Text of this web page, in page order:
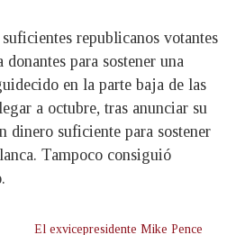
republicanos votantes
para sostener una
en la parte baja de las
a octubre, tras anunciar su
dinero suficiente para sostener
Tampoco consiguió
El exvicepresidente Mike Pence